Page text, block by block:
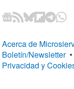
Acerca de
Boletín/Newsletter •
Privacidad y